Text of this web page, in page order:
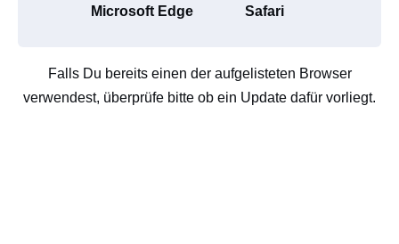
Microsoft Edge Safari
Falls Du bereits einen der aufgelisteten Browser
verwendest, überprüfe bitte ob ein Update dafür vorliegt.